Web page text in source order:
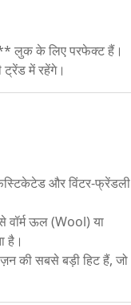
लुक के लिए परफेक्ट हैं।
में रहेंगे।
और विंटर-फ्रेंडली
वॉर्म ऊल (Wool) या
है।
की सबसे बड़ी हिट हैं, जो